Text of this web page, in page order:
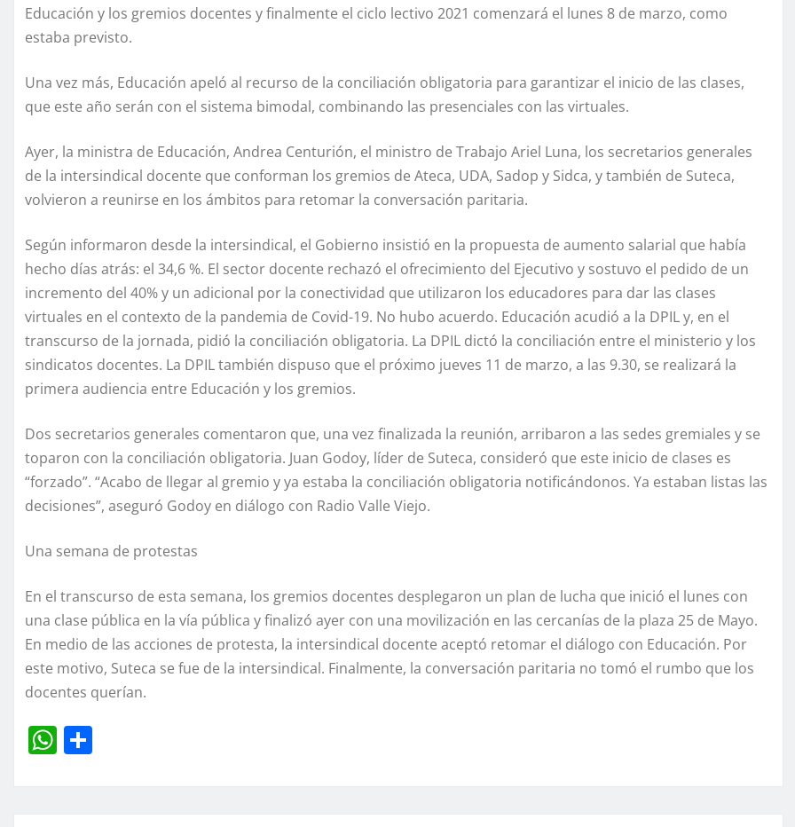
Educación y los gremios docentes y finalmente el ciclo lectivo 2021 comenzará el lunes 8 de marzo, como
estaba previsto.
Una vez más, Educación apeló al recurso de la conciliación obligatoria para garantizar el inicio de las clases,
que este año serán con el sistema bimodal, combinando las presenciales con las virtuales.
Ayer, la ministra de Educación, Andrea Centurión, el ministro de Trabajo Ariel Luna, los secretarios generales
de la intersindical docente que conforman los gremios de Ateca, UDA, Sadop y Sidca, y también de Suteca,
volvieron a reunirse en los ámbitos para retomar la conversación paritaria.
Según informaron desde la intersindical, el Gobierno insistió en la propuesta de aumento salarial que había
hecho días atrás: el 34,6 %. El sector docente rechazó el ofrecimiento del Ejecutivo y sostuvo el pedido de un
incremento del 40% y un adicional por la conectividad que utilizaron los educadores para dar las clases
virtuales en el contexto de la pandemia de Covid-19. No hubo acuerdo. Educación acudió a la DPIL y, en el
transcurso de la jornada, pidió la conciliación obligatoria. La DPIL dictó la conciliación entre el ministerio y los
sindicatos docentes. La DPIL también dispuso que el próximo jueves 11 de marzo, a las 9.30, se realizará la
primera audiencia entre Educación y los gremios.
Dos secretarios generales comentaron que, una vez finalizada la reunión, arribaron a las sedes gremiales y se
toparon con la conciliación obligatoria. Juan Godoy, líder de Suteca, consideró que este inicio de clases es
“forzado”. “Acabo de llegar al gremio y ya estaba la conciliación obligatoria notificándonos. Ya estaban listas las
decisiones”, aseguró Godoy en diálogo con Radio Valle Viejo.
Una semana de protestas
En el transcurso de esta semana, los gremios docentes desplegaron un plan de lucha que inició el lunes con
una clase pública en la vía pública y finalizó ayer con una movilización en las cercanías de la plaza 25 de Mayo.
En medio de las acciones de protesta, la intersindical docente aceptó retomar el diálogo con Educación. Por
este motivo, Suteca se fue de la intersindical. Finalmente, la conversación paritaria no tomó el rumbo que los
docentes querían.
W